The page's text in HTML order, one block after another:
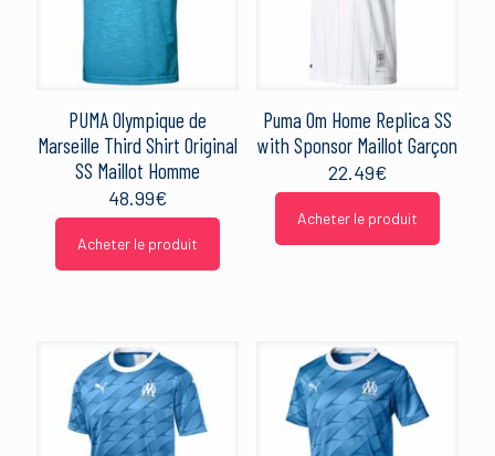
PUMA Olympique de
Marseille Third Shirt Original
SS Maillot Homme
48.99€
Acheter le produit
Puma Om Home Replica SS
with Sponsor Maillot Garçon
22.49€
Acheter le produit